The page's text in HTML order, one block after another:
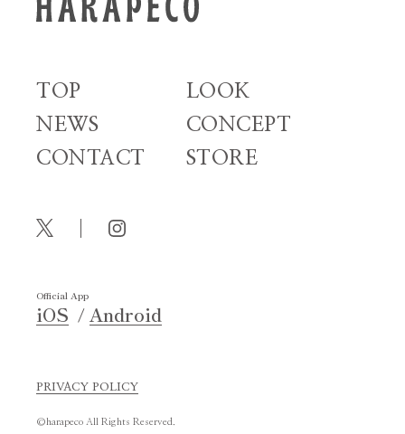
TOP
LOOK
NEWS
CONCEPT
CONTACT
STORE
Official App
iOS Android
PRIVACY POLICY
©harapeco All Rights Reserved.